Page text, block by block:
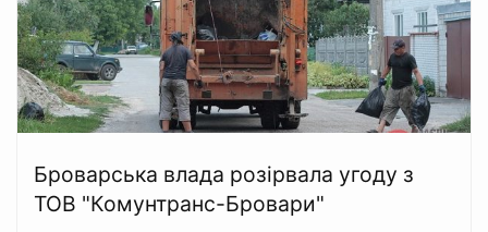
Броварська влада розірвала угоду з
ТОВ "Комунтранс-Бровари"